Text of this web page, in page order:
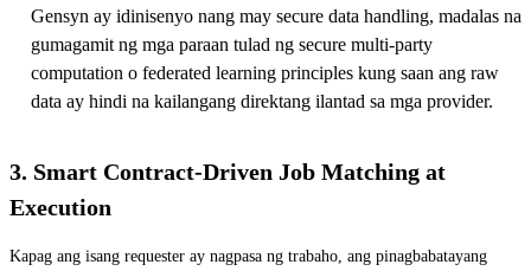
Gensyn ay idinisenyo nang may secure data handling, madalas na
gumagamit ng mga paraan tulad ng secure multi-party
computation o federated learning principles kung saan ang raw
data ay hindi na kailangang direktang ilantad sa mga provider.
3. Smart Contract-Driven Job Matching at
Execution
Kapag ang isang requester ay nagpasa ng trabaho, ang pinagbabatayang